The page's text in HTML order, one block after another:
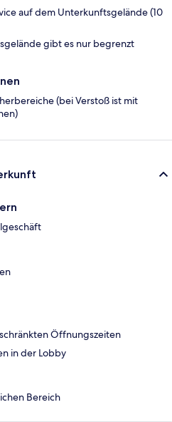
auf dem Unterkunftsgelände (10
gibt es nur begrenzt
(bei Verstoß ist mit
Öffnungszeiten
in der Lobby
Bereich